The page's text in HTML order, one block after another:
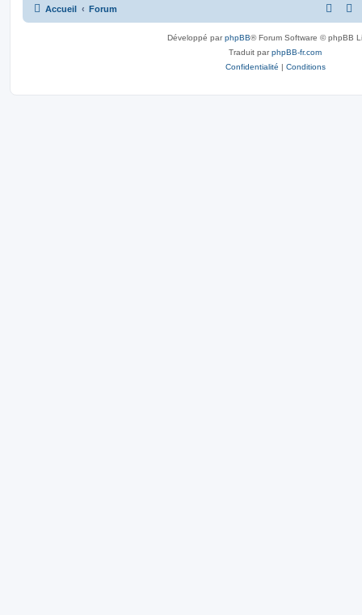
Accueil Forum
Développé parphpBB® Forum Software © phpBB
Traduit parphpBB-fr.com
Confidentialité | Conditions